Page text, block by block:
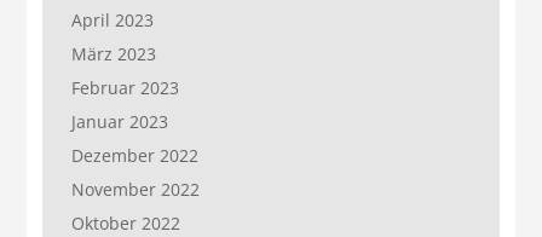
April 2023
März 2023
Februar 2023
Januar 2023
Dezember 2022
November 2022
Oktober 2022